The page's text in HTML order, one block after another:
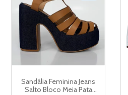
Sandália Feminina Jeans
Salto Bloco Meia Pata